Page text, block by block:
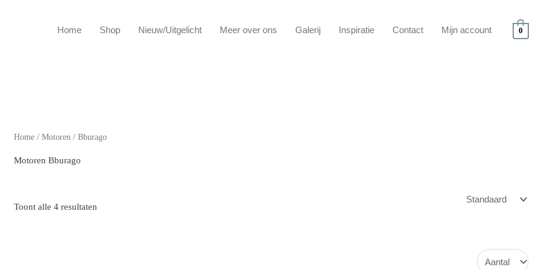
Home Shop Nieuw/Uitgelicht Meer over ons Galerij Inspiratie Contact Mijn account 0
Home /Motoren / Bburago
Motoren Bburago
Toont alle 4 resultaten